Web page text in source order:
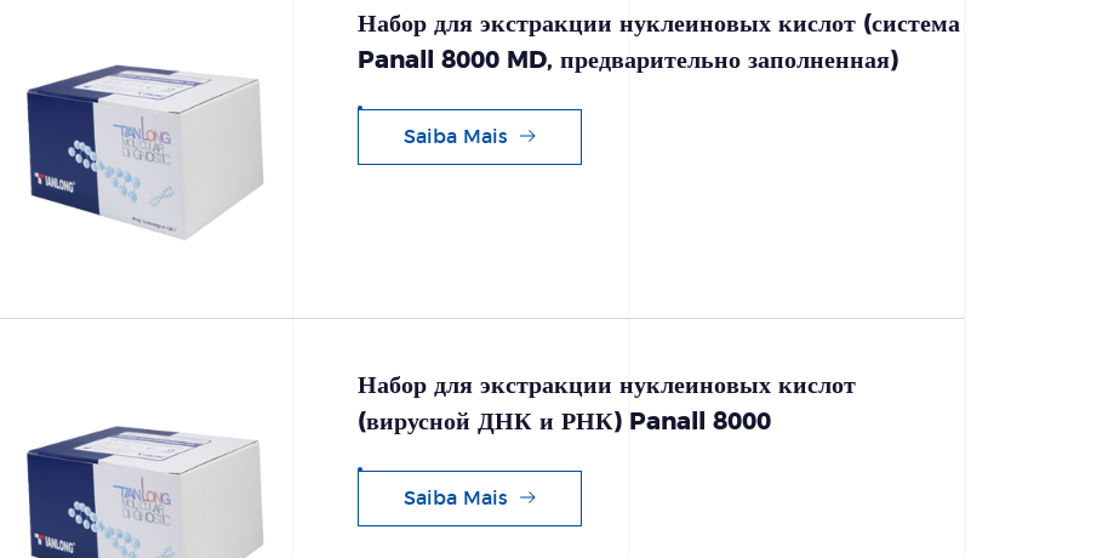
Набор для экстракции нуклеиновых кислот (система
Panall 8000 MD, предварительно заполненная)
Saiba Mais
Набор для экстракции нуклеиновых кислот
(вирусной ДНК и РНК) Panall 8000
Saiba Mais